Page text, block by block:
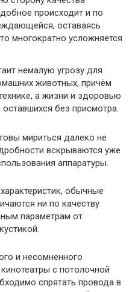
происходит и по
оставаясь
многократно усложняется
немалую угрозу для
животных, причём
а жизни и здоровью
без присмотра.
мириться далеко не
вскрываются уже
аппаратуры.
обычные
ни по качеству
параметрам от
и несомненного
с потолочной
спрятать провода в